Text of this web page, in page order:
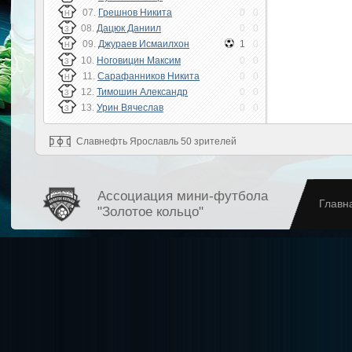
Н 07. Грешнов Никита 0 0
З 08. Дацюк Даниил 0 0
Н 09. Джураев Исмаилхон 1 0
З 10. Ноговицин Максим 0 0
Н 11. Сарафанников Никита 0 0
З 12. Тимошин Александр 0 0
З 13. Урин Вячеслав 0 0
Славнефть Ярославль 50 зрителей
Ассоциация мини-футбола
"Золотое кольцо"